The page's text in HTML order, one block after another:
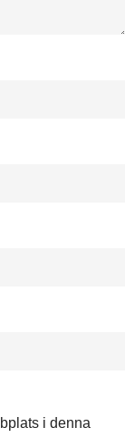
i denna